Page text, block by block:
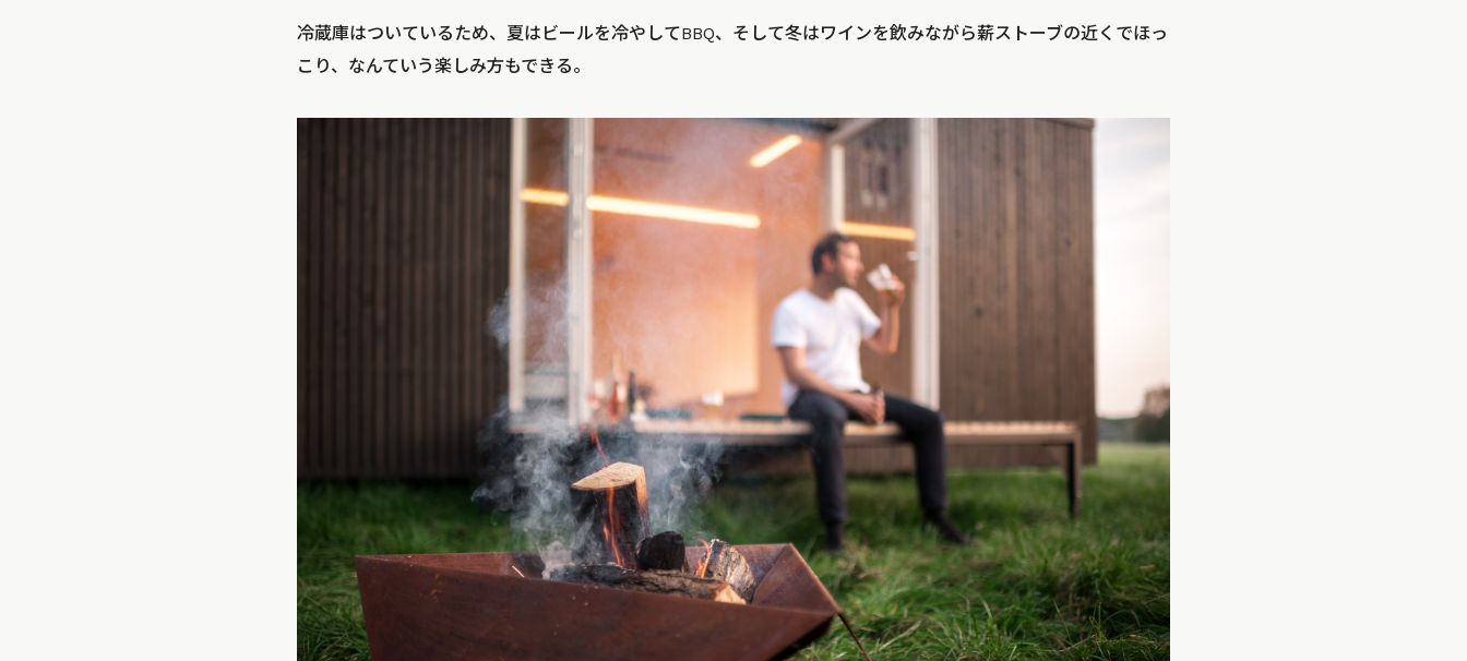
冷蔵庫はついているため、夏はビールを冷やしてBBQ、そして冬はワインを飲みながら薪ストーブの近くでほっ
こり、なんていう楽しみ方もできる。